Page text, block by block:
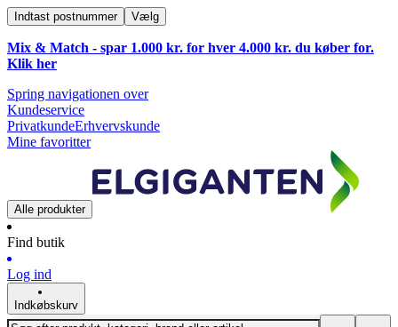
Indtast postnummer Vælg
Mix & Match - spar 1.000 kr. for hver 4.000 kr. du køber for.
Klik her
Spring navigationen over
Kundeservice
PrivatkundeErhvervskunde
Mine favoritter
Alle produkter
Find butik
Log ind
Indkøbskurv